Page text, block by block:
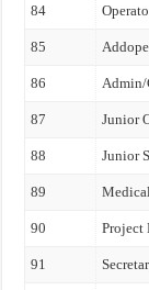
84
85
86 Admin/
87 Junior
88 Junior
89
90 Project
91